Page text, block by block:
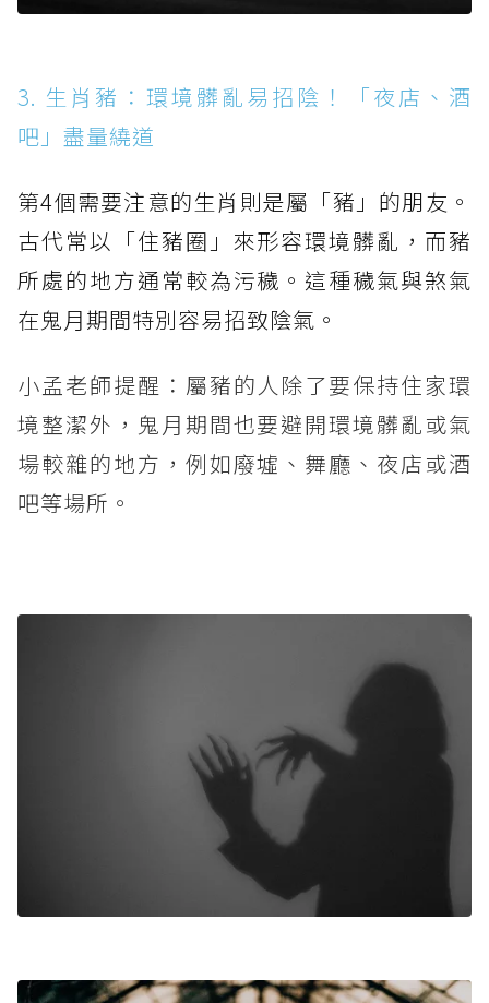
3. 生肖豬：環境髒亂易招陰！「夜店、酒
吧」盡量繞道
第4個需要注意的生肖則是屬「豬」的朋友。
古代常以「住豬圈」來形容環境髒亂，而豬
所處的地方通常較為污穢。這種穢氣與煞氣
在鬼月期間特別容易招致陰氣。
小孟老師提醒：屬豬的人除了要保持住家環
境整潔外，鬼月期間也要避開環境髒亂或氣
場較雜的地方，例如廢墟、舞廳、夜店或酒
吧等場所。